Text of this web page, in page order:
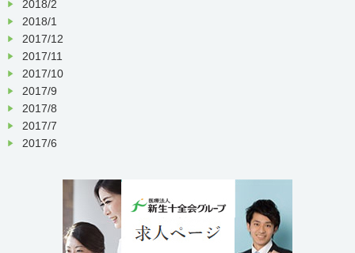
2018/2
2018/1
2017/12
2017/11
2017/10
2017/9
2017/8
2017/7
2017/6